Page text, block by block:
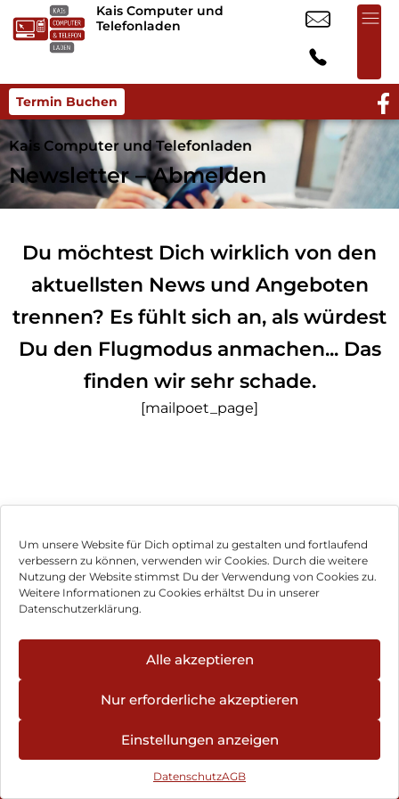
Um unsere Website für Dich optimal zu gestalten und fortlaufend
verbessern zu können, verwenden wir Cookies. Durch die weitere
Nutzung der Website stimmst Du der Verwendung von Cookies zu.
Weitere Informationen zu Cookies erhältst Du in unserer
Datenschutzerklärung.
Alle akzeptieren
Nur erforderliche akzeptieren
Einstellungen anzeigen
DatenschutzAGB
Kais Computer und
Telefonladen
Termin Buchen
Kais Computer und Telefonladen
Newsletter – Abmelden
Du möchtest Dich wirklich von den
aktuellsten News und Angeboten
trennen? Es fühlt sich an, als würdest
Du den Flugmodus anmachen... Das
finden wir sehr schade.
[mailpoet_page]
Impressum
Hinweis zur Batterieentsorgung
Newsletter
, Brodos AG – All Rights Reserved.